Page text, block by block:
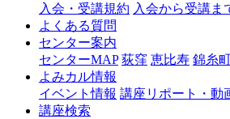
入会・受講規約 入会から受講ま
よくある質問
センター案内
センターMAP 荻窪 恵比寿 錦糸
よみカル情報
イベント情報 講座リポート・動
講座検索